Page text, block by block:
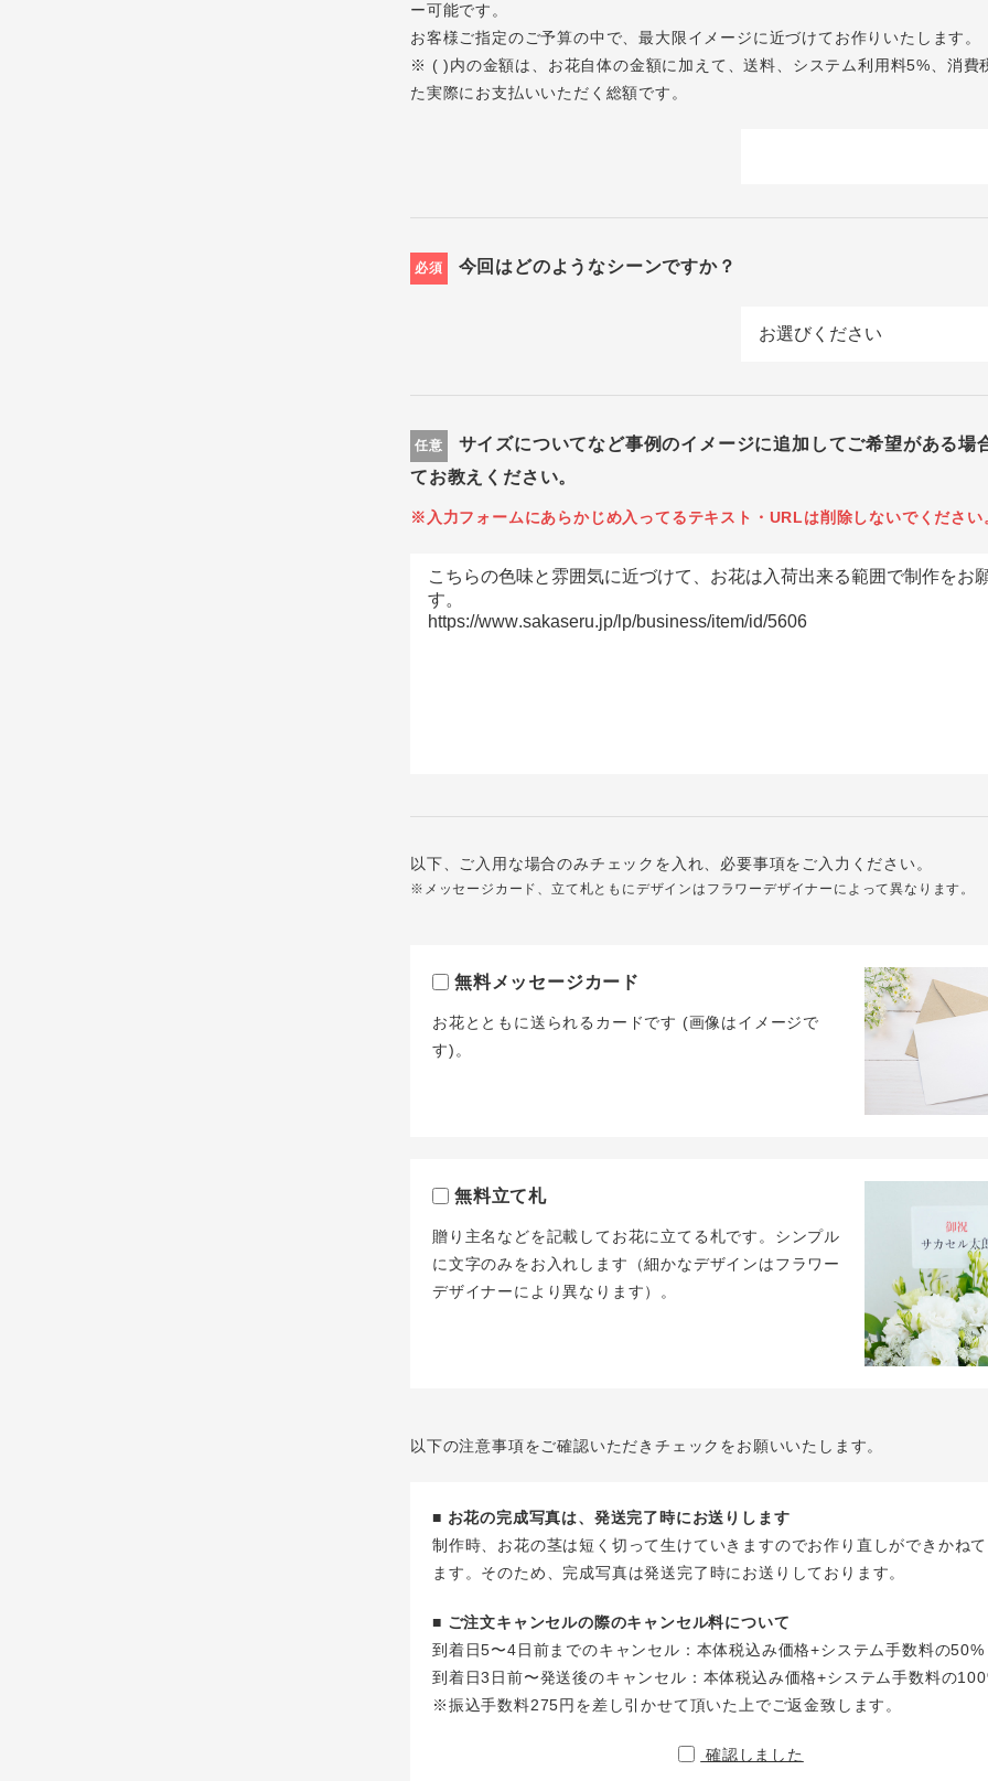
ー可能です。
お客様ご指定のご予算の中で、最大限イメージに近づけてお作りいたします。
※ ( )内の金額は、お花自体の金額に加えて、送料、システム利用料5%、消費
た実際にお支払いいただく総額です。
必須 今回はどのようなシーンですか？
任意
サイズについてなど事例のイメージに追加してご希望がある場
てお教えください。
※入力フォームにあらかじめ入ってるテキスト・URLは削除しないでください
以下、ご入用な場合のみチェックを入れ、必要事項をご入力ください。
※メッセージカード、立て札ともにデザインはフラワーデザイナーによって異なります。
無料メッセージカード
お花とともに送られるカードです (画像はイメージで
す)。
無料立て札
贈り主名などを記載してお花に立てる札です。シンプル
に文字のみをお入れします（細かなデザインはフラワー
デザイナーにより異なります）。
以下の注意事項をご確認いただきチェックをお願いいたします。
■ お花の完成写真は、発送完了時にお送りします
制作時、お花の茎は短く切って生けていきますのでお作り直しができかね
ます。そのため、完成写真は発送完了時にお送りしております。
■ ご注文キャンセルの際のキャンセル料について
到着日5〜4日前までのキャンセル：本体税込み価格+システム手数料の50%
到着日3日前〜発送後のキャンセル：本体税込み価格+システム手数料の
※振込手数料275円を差し引かせて頂いた上でご返金致します。
確認しました